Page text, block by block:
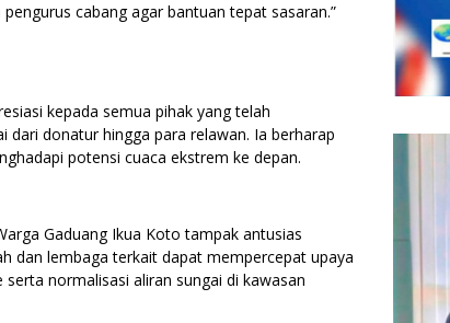
cabang agar bantuan tepat sasaran.”
kepada semua pihak yang telah
dari donatur hingga para relawan. Ia berharap
potensi cuaca ekstrem ke depan.
Gaduang Ikua Koto tampak antusias
dan lembaga terkait dapat mempercepat upaya
normalisasi aliran sungai di kawasan